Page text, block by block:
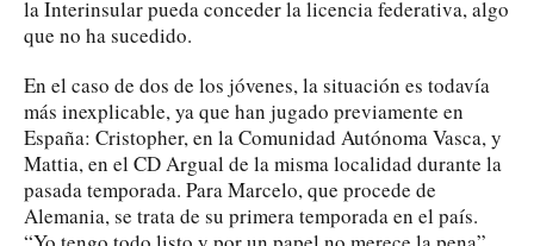
la Interinsular pueda conceder la licencia federativa, algo
que no ha sucedido.
En el caso de dos de los jóvenes, la situación es todavía
más inexplicable, ya que han jugado previamente en
España: Cristopher, en la Comunidad Autónoma Vasca, y
Mattia, en el CD Argual de la misma localidad durante la
pasada temporada. Para Marcelo, que procede de
Alemania, se trata de su primera temporada en el país.